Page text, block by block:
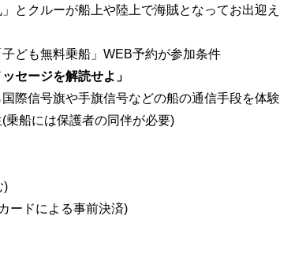
とクルーが船上や陸上で海賊となってお出迎え
ども無料乗船」WEB予約が参加条件
セージを解読せよ」
際信号旗や手旗信号などの船の通信手段を体験
乗船には保護者の同伴が必要)
)
ードによる事前決済)